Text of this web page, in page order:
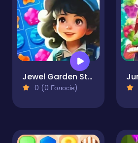
Jewel Garden Story
0 (0 Голосів)